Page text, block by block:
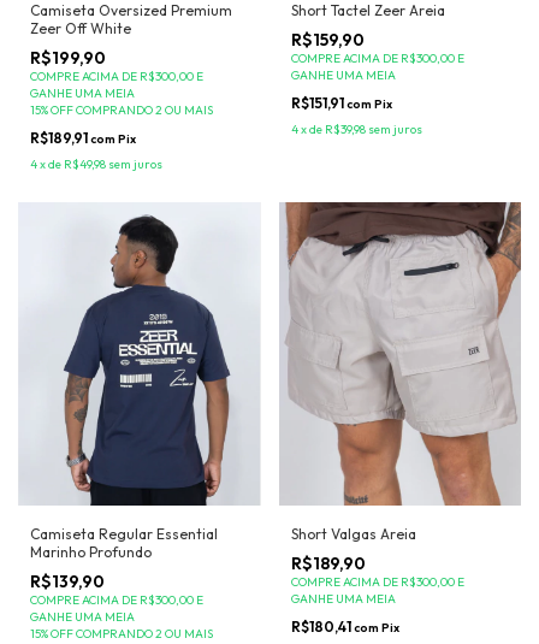
Camiseta Oversized Premium
Zeer Off White
R$199,90
COMPRE ACIMA DE R$300,00 E
GANHE UMA MEIA
15% OFF COMPRANDO 2 OU MAIS
R$189,91com Pix
4xde R$49,98 sem juros
Short Tactel Zeer Areia
R$159,90
COMPRE ACIMA DE R$300,00 E
GANHE UMA MEIA
R$151,91com Pix
4xde R$39,98 sem juros
Camiseta Regular Essential
Marinho Profundo
R$139,90
COMPRE ACIMA DE R$300,00 E
GANHE UMA MEIA
15% OFF COMPRANDO 2 OU MAIS
Short Valgas Areia
R$189,90
COMPRE ACIMA DE R$300,00 E
GANHE UMA MEIA
R$180,41com Pix